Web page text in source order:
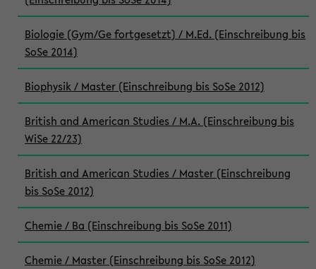
Biologie (Gym/Ge fortgesetzt) / M.Ed. (Einschreibung bis
SoSe 2014)
Biophysik / Master (Einschreibung bis SoSe 2012)
British and American Studies / M.A. (Einschreibung bis
WiSe 22/23)
British and American Studies / Master (Einschreibung
bis SoSe 2012)
Chemie / Ba (Einschreibung bis SoSe 2011)
Chemie / Master (Einschreibung bis SoSe 2012)